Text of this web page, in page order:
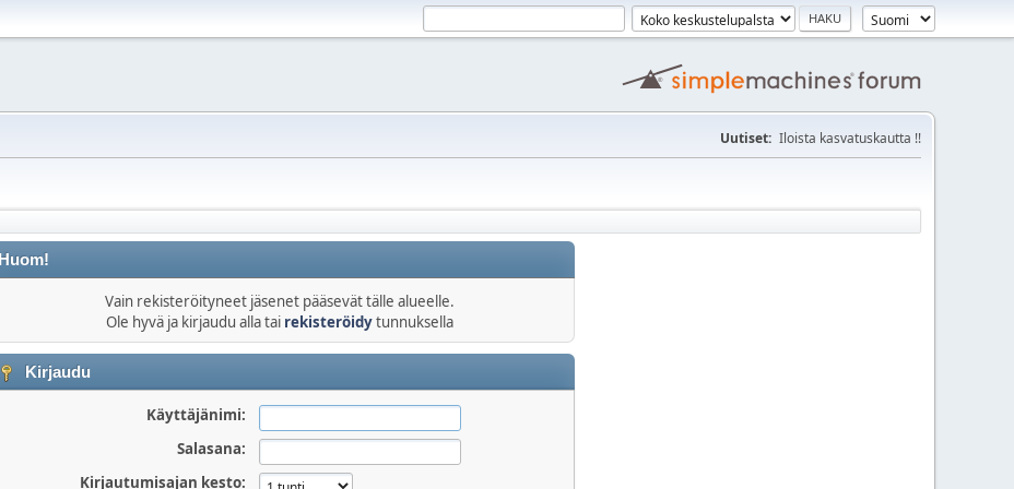
Uutiset: Iloista kasvatuskautta !!
Huom!
Vain rekisteröityneet jäsenet pääsevät tälle alueelle.
Ole hyvä ja kirjaudu alla tai rekisteröidytunnuksella
Kirjaudu
Käyttäjänimi:
Salasana:
Kirjautumisajan kesto: